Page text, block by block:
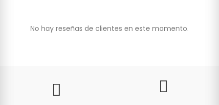
No hay reseñas de clientes en este momento.